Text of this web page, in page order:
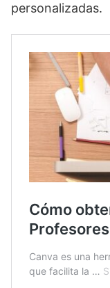
personalizadas.